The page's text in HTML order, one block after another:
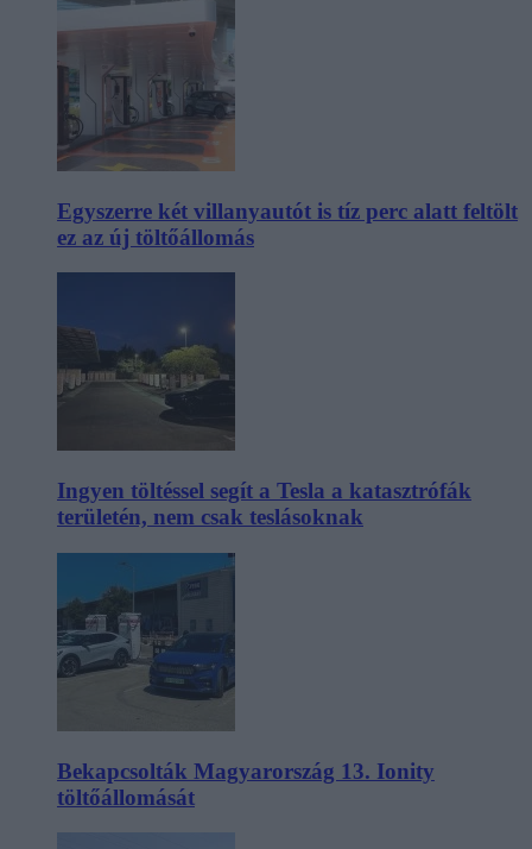
Egyszerre két villanyautót is tíz perc alatt feltölt
ez az új töltőállomás
Ingyen töltéssel segít a Tesla a katasztrófák
területén, nem csak teslásoknak
Bekapcsolták Magyarország 13. Ionity
töltőállomását